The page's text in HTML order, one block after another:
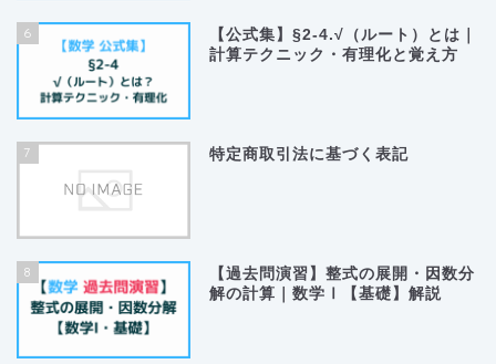
6
【公式集】§2-4.√（ルート）とは｜
計算テクニック・有理化と覚え方
7 特定商取引法に基づく表記
8
【過去問演習】整式の展開・因数分
解の計算｜数学Ⅰ【基礎】解説